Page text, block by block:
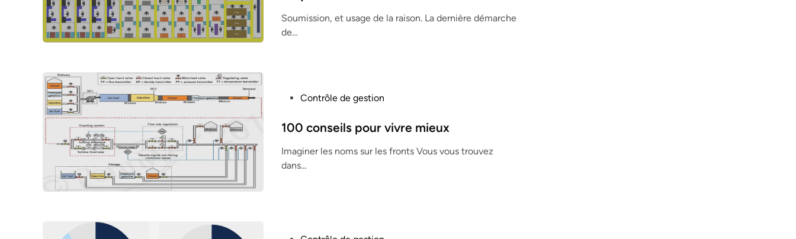
i
n
Soumission, et usage de la raison. La dernière démarche
de…
s
e
d
Contrôle de gestion
100 conseils pour vivre mieux
Imaginer les noms sur les fronts Vous vous trouvez
dans…